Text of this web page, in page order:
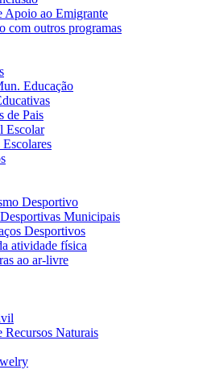
Apoio ao Emigrante
com outros programas
Educação
de Pais
Escolar
Desportivo
Municipais
Desportivos
atividade física
ao ar-livre
Recursos Naturais